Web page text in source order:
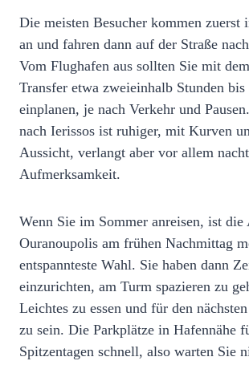
Die meisten Besucher kommen zuerst
an und fahren dann auf der Straße
Vom Flughafen aus sollten Sie mit
Transfer etwa zweieinhalb Stunden
einplanen, je nach Verkehr und
nach Ierissos ist ruhiger, mit Kurven
Aussicht, verlangt aber vor allem
Aufmerksamkeit.
Wenn Sie im Sommer anreisen, ist
Ouranoupolis am frühen Nachmittag
entspannteste Wahl. Sie haben dann
einzurichten, am Turm spazieren zu
Leichtes zu essen und für den
zu sein. Die Parkplätze in Hafennähe
Spitzentagen schnell, also warten Sie